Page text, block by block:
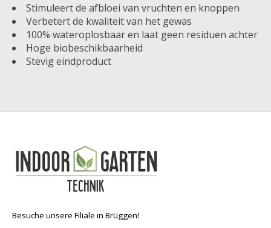
Stimuleert de afbloei van vruchten en knoppen
Verbetert de kwaliteit van het gewas
100% wateroplosbaar en laat geen residuen achter
Hoge biobeschikbaarheid
Stevig eindproduct
Besuche unsere Filiale in Brüggen!